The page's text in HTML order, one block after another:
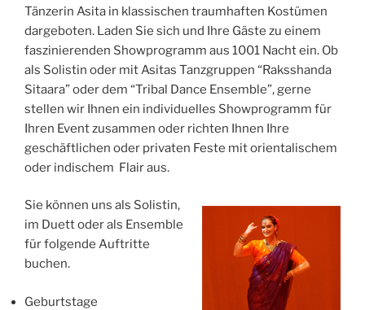
Tänzerin Asita in klassischen traumhaften Kostümen
dargeboten. Laden Sie sich und Ihre Gäste zu einem
faszinierenden Showprogramm aus 1001 Nacht ein. Ob
als Solistin oder mit Asitas Tanzgruppen “Raksshanda
Sitaara” oder dem “Tribal Dance Ensemble”, gerne
stellen wir Ihnen ein individuelles Showprogramm für
Ihren Event zusammen oder richten Ihnen Ihre
geschäftlichen oder privaten Feste mit orientalischem
oder indischem Flair aus.
Sie können uns als Solistin,
im Duett oder als Ensemble
für folgende Auftritte
buchen.
Geburtstage